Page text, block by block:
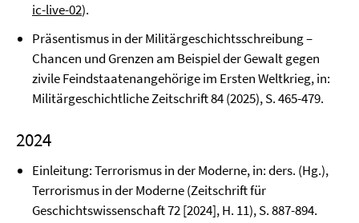
ic-live-02).
Präsentismus in der Militärgeschichtsschreibung –
Chancen und Grenzen am Beispiel der Gewalt gegen
zivile Feindstaatenangehörige im Ersten Weltkrieg, in:
Militärgeschichtliche Zeitschrift 84 (2025), S. 465-479.
2024
Einleitung: Terrorismus in der Moderne, in: ders. (Hg.),
Terrorismus in der Moderne (Zeitschrift für
Geschichtswissenschaft 72 [2024], H. 11), S. 887-894.